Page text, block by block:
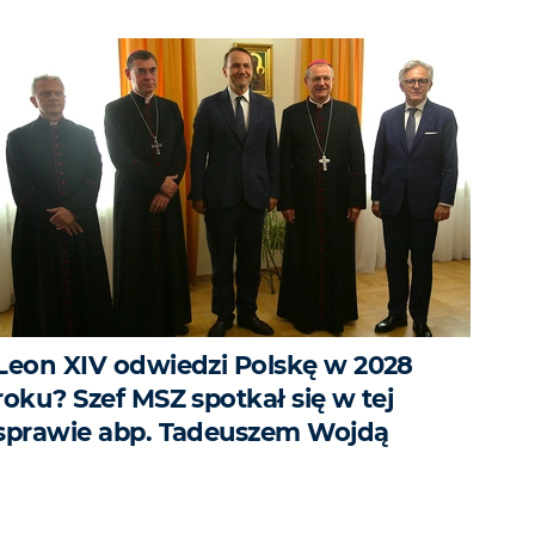
XIV odwiedzi Polskę w 2028
Szef MSZ spotkał się w tej
abp. Tadeuszem Wojdą